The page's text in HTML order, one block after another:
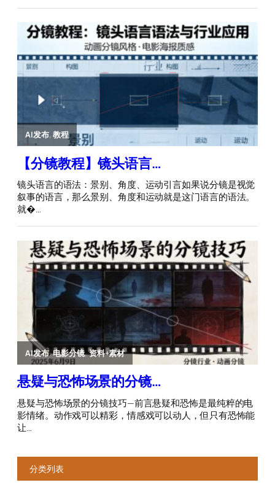
分类列表